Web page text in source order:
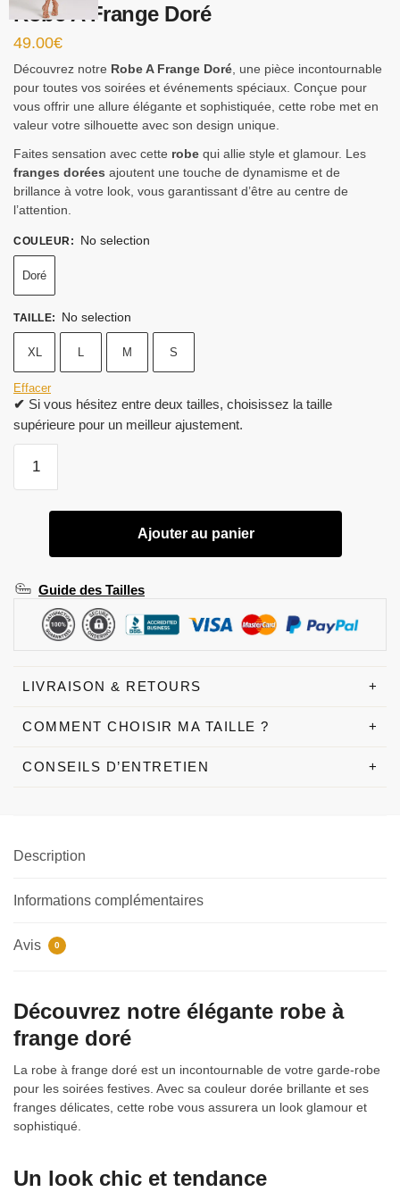
Robe A Frange Doré
49.00€
Découvrez notre Robe A Frange Doré , une pièce incontournable
pour toutes vos soirées et événements spéciaux. Conçue pour
vous offrir une allure élégante et sophistiquée, cette robe met en
valeur votre silhouette avec son design unique.
Faites sensation avec cette robe qui allie style et glamour. Les
franges dorées ajoutent une touche de dynamisme et de
brillance à votre look, vous garantissant d’être au centre de
l’attention.
COULEUR: No selection
Doré
TAILLE: No selection
XL L M S
Effacer
✔ Si vous hésitez entre deux tailles, choisissez la taille
supérieure pour un meilleur ajustement.
Ajouter au panier
Guide des Tailles
LIVRAISON & RETOURS +
COMMENT CHOISIR MA TAILLE ? +
CONSEILS D’ENTRETIEN +
Description
Informations complémentaires
Avis 0
Découvrez notre élégante robe à
frange doré
La robe à frange doré est un incontournable de votre garde-robe
pour les soirées festives. Avec sa couleur dorée brillante et ses
franges délicates, cette robe vous assurera un look glamour et
sophistiqué.
Un look chic et tendance